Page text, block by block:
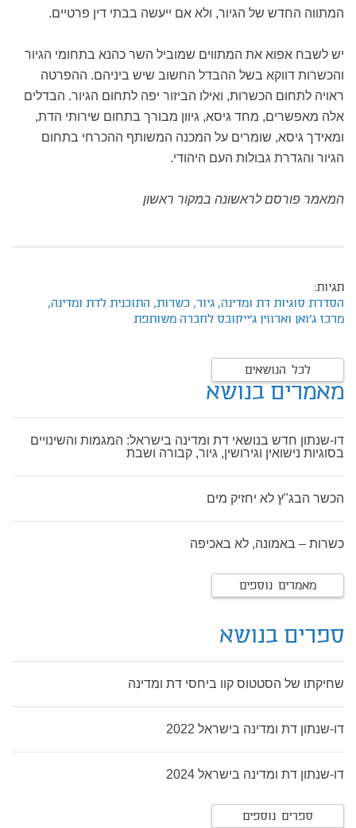
המתווה החדש של הגיור, ולא אם ייעשה בבתי דין פרטיים.
יש לשבח אפוא את המתווים שמוביל השר כהנא בתחומי הגיור
והכשרות דווקא בשל ההבדל החשוב שיש ביניהם. ההפרטה
ראויה לתחום הכשרות, ואילו הביזור יפה לתחום הגיור. הבדלים
אלה מאפשרים, מחד גיסא, גיוון מבורך בתחום שירותי הדת,
ומאידך גיסא, שומרים על המכנה המשותף ההכרחי בתחום
הגיור והגדרת גבולות העם היהודי.
המאמר פורסם לראשונה במקור ראשון
תגיות:
הסדרת סוגיות דת ומדינה, גיור, כשרות, התוכנית לדת ומדינה,
מרכז ג'ואן וארווין ג'ייקובס לחברה משותפת
לכל הנושאים
מאמרים בנושא
דו-שנתון חדש בנושאי דת ומדינה בישראל: המגמות והשינויים
בסוגיות נישואין וגירושין, גיור, קבורה ושבת
הכשר הבג"ץ לא יחזיק מים
כשרות – באמונה, לא באכיפה
מאמרים נוספים
ספרים בנושא
שחיקתו של הסטטוס קוו ביחסי דת ומדינה
דו-שנתון דת ומדינה בישראל 2022
דו-שנתון דת ומדינה בישראל 2024
ספרים נוספים